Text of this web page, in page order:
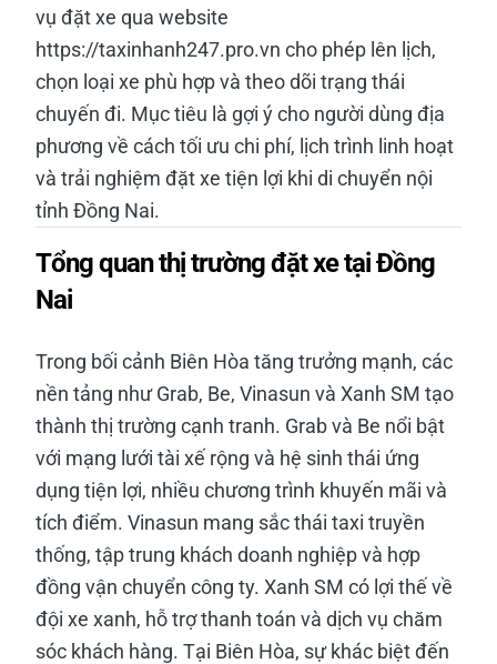
vụ đặt xe qua website
https://taxinhanh247.pro.vn cho phép lên lịch,
chọn loại xe phù hợp và theo dõi trạng thái
chuyến đi. Mục tiêu là gợi ý cho người dùng địa
phương về cách tối ưu chi phí, lịch trình linh hoạt
và trải nghiệm đặt xe tiện lợi khi di chuyển nội
tỉnh Đồng Nai.
Tổng quan thị trường đặt xe tại Đồng
Nai
Trong bối cảnh Biên Hòa tăng trưởng mạnh, các
nền tảng như Grab, Be, Vinasun và Xanh SM tạo
thành thị trường cạnh tranh. Grab và Be nổi bật
với mạng lưới tài xế rộng và hệ sinh thái ứng
dụng tiện lợi, nhiều chương trình khuyến mãi và
tích điểm. Vinasun mang sắc thái taxi truyền
thống, tập trung khách doanh nghiệp và hợp
đồng vận chuyển công ty. Xanh SM có lợi thế về
đội xe xanh, hỗ trợ thanh toán và dịch vụ chăm
sóc khách hàng. Tại Biên Hòa, sự khác biệt đến